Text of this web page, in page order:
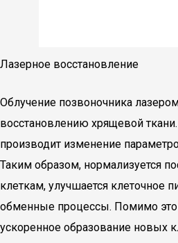
Лазерное восстановление
Облучение позвоночника
восстановлению хрящевой
производит изменение
Таким образом, нормализуется
клеткам, улучшается клеточное
обменные процессы. Помимо
ускоренное образование новых